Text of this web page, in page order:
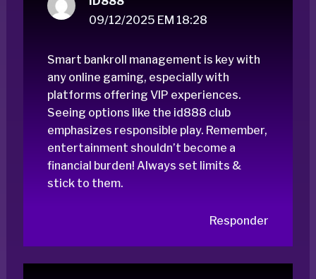
09/12/2025 EM 18:28
Smart bankroll management is key with
any online gaming, especially with
platforms offering VIP experiences.
Seeing options like the id888 club
emphasizes responsible play. Remember,
entertainment shouldn’t become a
financial burden! Always set limits &
stick to them.
Responder